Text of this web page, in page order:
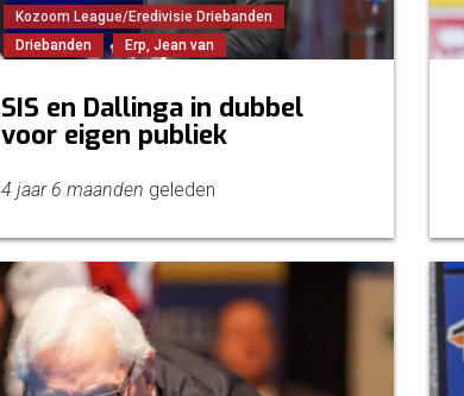
Kozoom League/Eredivisie Driebanden
Driebanden
Erp, Jean van
SIS en Dallinga in dubbel
voor eigen publiek
4 jaar 6 maanden geleden